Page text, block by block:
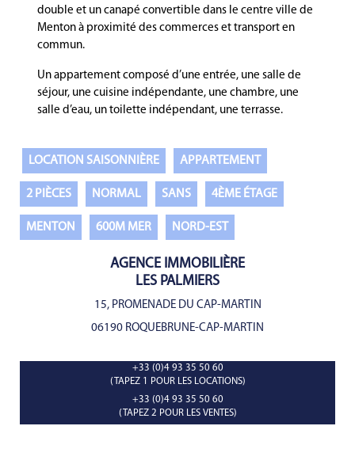
double et un canapé convertible dans le centre ville de
Menton à proximité des commerces et transport en
commun.
Un appartement composé d’une entrée, une salle de
séjour, une cuisine indépendante, une chambre, une
salle d’eau, un toilette indépendant, une terrasse.
LOCATION SAISONNIÈRE APPARTEMENT
2 PIÈCES NORMAL SANS 4ÈME ÉTAGE
MENTON 600M MER NORD-EST
AGENCE IMMOBILIÈRE
LES PALMIERS
15, PROMENADE DU CAP-MARTIN
06190 ROQUEBRUNE-CAP-MARTIN
+33 (0)4 93 35 50 60
(TAPEZ 1 POUR LES LOCATIONS)
+33 (0)4 93 35 50 60
(TAPEZ 2 POUR LES VENTES)